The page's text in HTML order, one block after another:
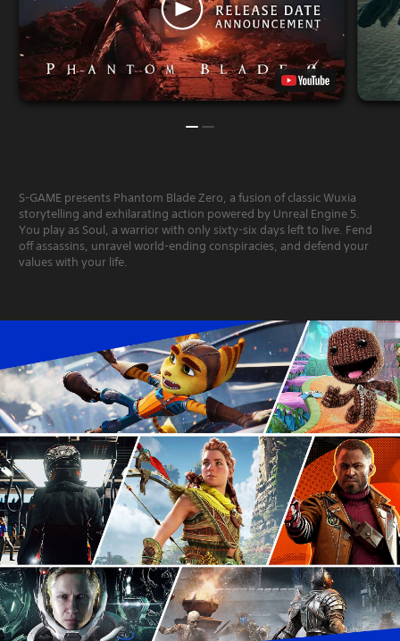
S-GAME presents Phantom Blade Zero, a fusion of classic Wuxia
storytelling and exhilarating action powered by Unreal Engine 5.
You play as Soul, a warrior with only sixty-six days left to live. Fend
off assassins, unravel world-ending conspiracies, and defend your
values with your life.